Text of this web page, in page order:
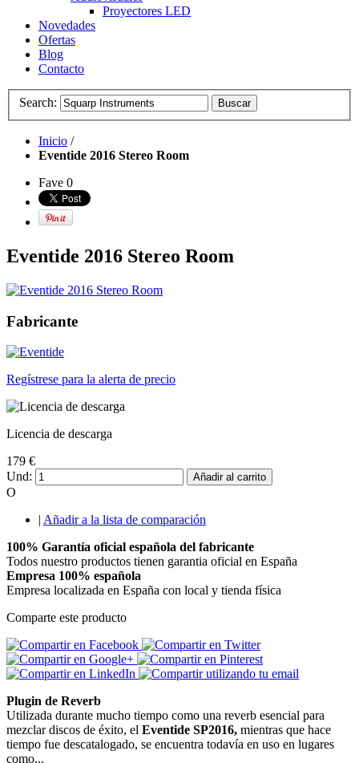
Proyectores LED
Novedades
Ofertas
Blog
Contacto
Search: Buscar
Inicio /
Eventide 2016 Stereo Room
Fave 0
Eventide 2016 Stereo Room
Fabricante
Regístrese para la alerta de precio
Licencia de descarga
179 €
Und:
Añadir al carrito
O
| Añadir a la lista de comparación
100% Garantía oficial española del fabricante
Todos nuestro productos tienen garantia oficial en España
Empresa 100% española
Empresa localizada en España con local y tienda física
Comparte este producto
Plugin de Reverb
Utilizada durante mucho tiempo como una reverb esencial para
mezclar discos de éxito, el Eventide SP2016, mientras que hace
tiempo fue descatalogado, se encuentra todavía en uso en lugares
como...